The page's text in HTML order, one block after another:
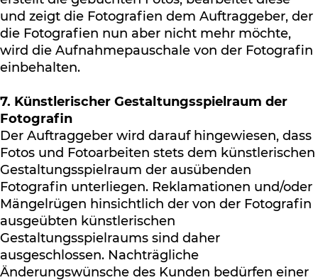
und zeigt die Fotografien dem Auftraggeber, der
die Fotografien nun aber nicht mehr möchte,
wird die Aufnahmepauschale von der Fotografin
einbehalten.
7. Künstlerischer Gestaltungsspielraum der
Fotografin
Der Auftraggeber wird darauf hingewiesen, dass
Fotos und Fotoarbeiten stets dem künstlerischen
Gestaltungsspielraum der ausübenden
Fotografin unterliegen. Reklamationen und/oder
Mängelrügen hinsichtlich der von der Fotografin
ausgeübten künstlerischen
Gestaltungsspielraums sind daher
ausgeschlossen. Nachträgliche
Änderungswünsche des Kunden bedürfen einer